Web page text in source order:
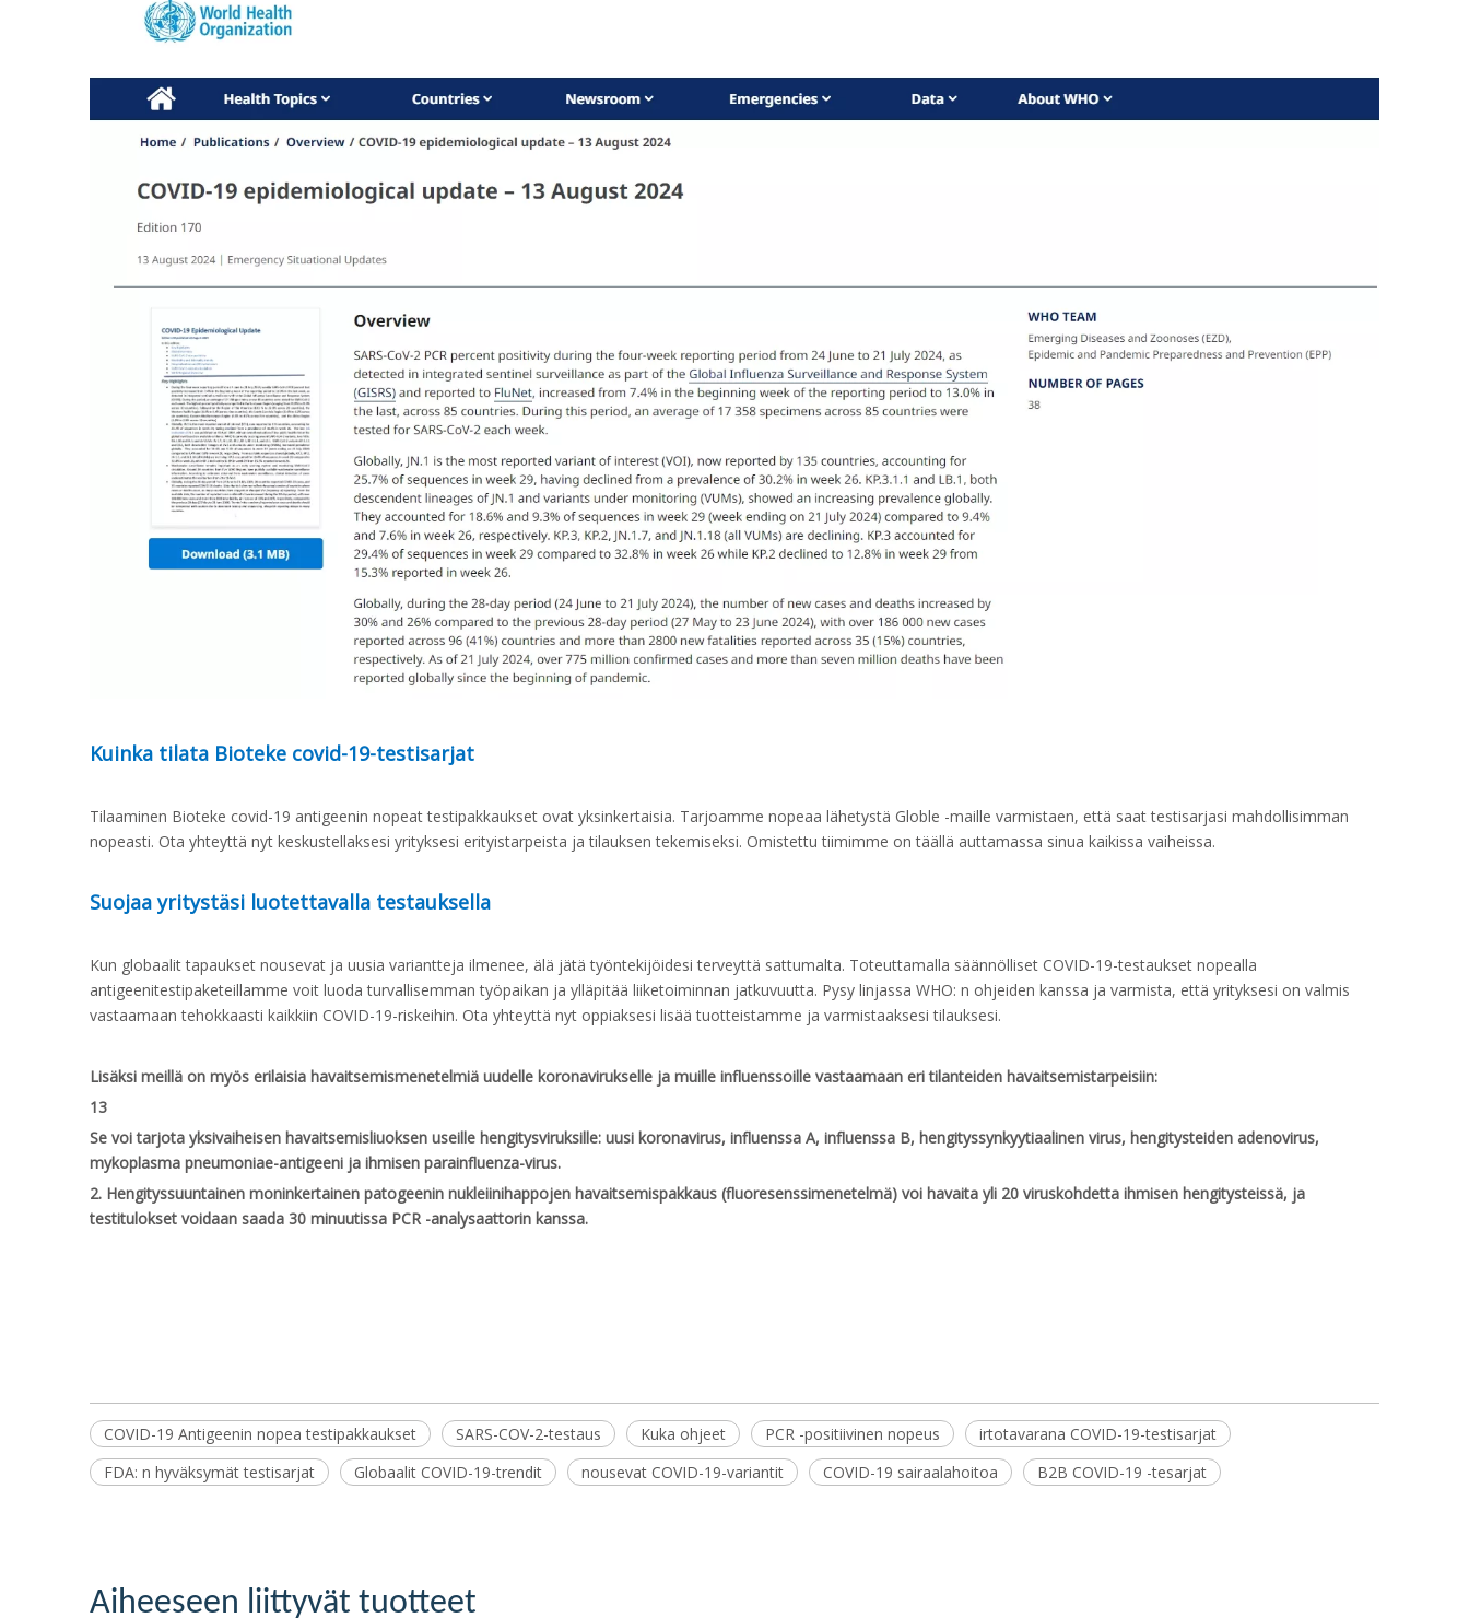
Kuinka tilata Bioteke covid-19-testisarjat
Tilaaminen Bioteke covid-19 antigeenin nopeat testipakkaukset ovat yksinkertaisia. Tarjoamme nopeaa lähetystä Globle -maille varmistaen, että saat testisarjasi mahdollisimman
nopeasti. Ota yhteyttä nyt keskustellaksesi yrityksesi erityistarpeista ja tilauksen tekemiseksi. Omistettu tiimimme on täällä auttamassa sinua kaikissa vaiheissa.
Suojaa yritystäsi luotettavalla testauksella
Kun globaalit tapaukset nousevat ja uusia variantteja ilmenee, älä jätä työntekijöidesi terveyttä sattumalta. Toteuttamalla säännölliset COVID-19-testaukset nopealla
antigeenitestipaketeillamme voit luoda turvallisemman työpaikan ja ylläpitää liiketoiminnan jatkuvuutta. Pysy linjassa WHO: n ohjeiden kanssa ja varmista, että yrityksesi on valmis
vastaamaan tehokkaasti kaikkiin COVID-19-riskeihin. Ota yhteyttä nyt oppiaksesi lisää tuotteistamme ja varmistaaksesi tilauksesi.
Lisäksi meillä on myös erilaisia havaitsemismenetelmiä uudelle koronavirukselle ja muille influenssoille vastaamaan eri tilanteiden havaitsemistarpeisiin:
13
Se voi tarjota yksivaiheisen havaitsemisliuoksen useille hengitysviruksille: uusi koronavirus, influenssa A, influenssa B, hengityssynkyytiaalinen virus, hengitysteiden adenovirus,
mykoplasma pneumoniae-antigeeni ja ihmisen parainfluenza-virus.
2. Hengityssuuntainen moninkertainen patogeenin nukleiinihappojen havaitsemispakkaus (fluoresenssimenetelmä) voi havaita yli 20 viruskohdetta ihmisen hengitysteissä, ja
testitulokset voidaan saada 30 minuutissa PCR -analysaattorin kanssa.
COVID-19 Antigeenin nopea testipakkaukset SARS-COV-2-testaus Kuka ohjeet PCR -positiivinen nopeus
irtotavarana COVID-19-testisarjat
FDA: n hyväksymät testisarjat
Globaalit COVID-19-trendit nousevat COVID-19-variantit COVID-19 sairaalahoitoa B2B COVID-19 -tesarjat
Aiheeseen liittyvät tuotteet